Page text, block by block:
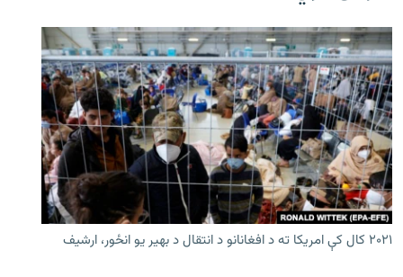
۲۰۲۱ کال کې امریکا ته د افغانانو د انتقال د بهیر یو انځور، ارشیف